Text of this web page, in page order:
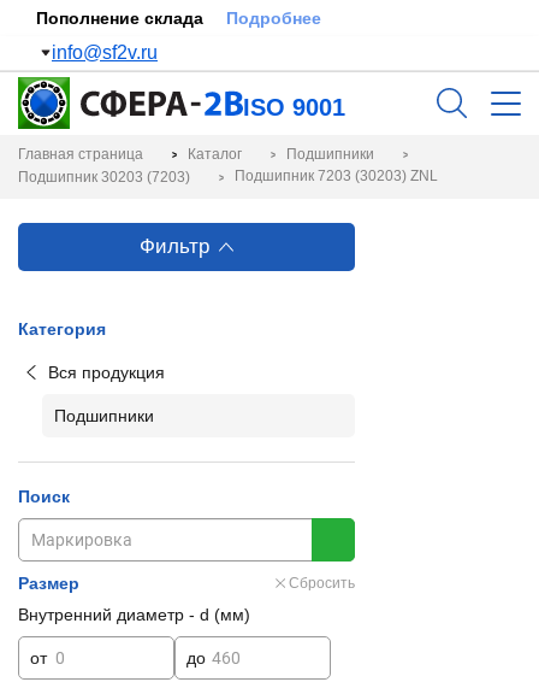
Пополнение склада Подробнее
info@sf2v.ru
ISO 9001
Главная страница Каталог
Подшипники
Подшипник 30203 (7203)
Подшипник 7203 (30203) ZNL
Фильтр
Категория
Вся продукция
Подшипники
Поиск
Размер Сбросить
Внутренний диаметр - d (мм)
от до